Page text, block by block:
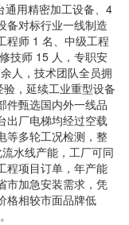
用精密加工设备、4
备对标行业一线制造
程师 1 名、中级工程
技师 15 人，专职安
人，技术团队全员拥
，延续工业重型设备
件甄选国内外一线品
出厂电梯均经过空载
等多轮工况检测，整
水线产能，工厂可同
程项目订单，年产能
市加急安装需求，凭
格相较市面品牌低